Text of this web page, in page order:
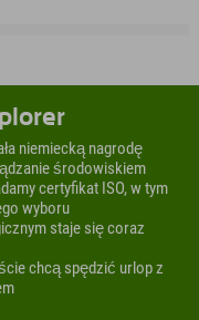
niemiecką nagrodę
środowiskiem
certyfikat ISO, w tym
wyboru
staje się coraz
chcą spędzić urlop z